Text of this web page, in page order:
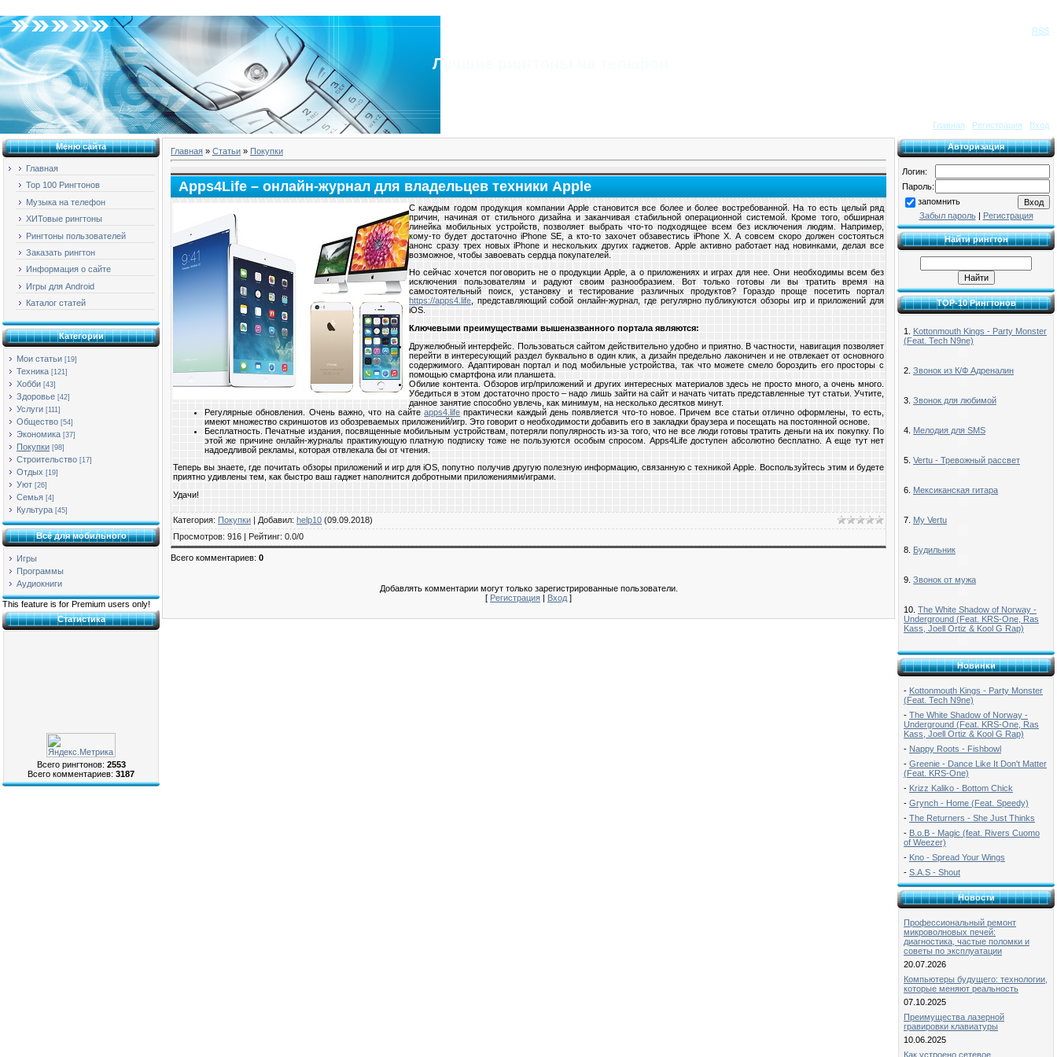
RSS
Лучшие рингтоны на телефон
Главная Регистрация Вход
Меню сайта
Главная
Top 100 Рингтонов
Музыка на телефон
ХИТовые рингтоны
Рингтоны пользователей
Заказать рингтон
Информация о сайте
Игры для Android
Каталог статей
Категории
Мои статьи [19]
Техника [121]
Хобби [43]
Здоровье [42]
Услуги [111]
Общество [54]
Экономика [37]
Покупки [98]
Строительство [17]
Отдых [19]
Уют [26]
Семья [4]
Культура [45]
Всё для мобильного
Игры
Программы
Аудиокниги
This feature is for Premium users only!
Статистика
Всего рингтонов: 2553
Всего комментариев: 3187
Главная » Статьи » Покупки
Apps4Life – онлайн-журнал для владельцев техники Apple
С каждым годом продукция компании Apple становится все более и более востребованной. На то есть целый ряд
причин, начиная от стильного дизайна и заканчивая стабильной операционной системой. Кроме того, обширная
линейка мобильных устройств, позволяет выбрать что-то подходящее всем без исключения людям. Например,
кому-то будет достаточно iPhone SE, а кто-то захочет обзавестись iPhone X. А совсем скоро должен состояться
анонс сразу трех новых iPhone и нескольких других гаджетов. Apple активно работает над новинками, делая все
возможное, чтобы завоевать сердца покупателей.
Но сейчас хочется поговорить не о продукции Apple, а о приложениях и играх для нее. Они необходимы всем без
исключения пользователям и радуют своим разнообразием. Вот только готовы ли вы тратить время на
самостоятельный поиск, установку и тестирование различных продуктов? Гораздо проще посетить портал
https://apps4.life , представляющий собой онлайн-журнал, где регулярно публикуются обзоры игр и приложений для
iOS.
Ключевыми преимуществами вышеназванного портала являются:
Дружелюбный интерфейс. Пользоваться сайтом действительно удобно и приятно. В частности, навигация позволяет
перейти в интересующий раздел буквально в один клик, а дизайн предельно лаконичен и не отвлекает от основного
содержимого. Адаптирован портал и под мобильные устройства, так что можете смело бороздить его просторы с
помощью смартфона или планшета.
Обилие контента. Обзоров игр/приложений и других интересных материалов здесь не просто много, а очень много.
Убедиться в этом достаточно просто – надо лишь зайти на сайт и начать читать представленные тут статьи. Учтите,
данное занятие способно увлечь, как минимум, на несколько десятков минут.
Регулярные обновления. Очень важно, что на сайтеapps4.life практически каждый день появляется что-то новое. Причем все статьи отлично оформлены, то есть,
имеют множество скриншотов из обозреваемых приложений/игр. Это говорит о необходимости добавить его в закладки браузера и посещать на постоянной основе.
Бесплатность. Печатные издания, посвященные мобильным устройствам, потеряли популярность из-за того, что не все люди готовы тратить деньги на их покупку. По
этой же причине онлайн-журналы практикующую платную подписку тоже не пользуются особым спросом. Apps4Life доступен абсолютно бесплатно. А еще тут нет
надоедливой рекламы, которая отвлекала бы от чтения.
Теперь вы знаете, где почитать обзоры приложений и игр для iOS, попутно получив другую полезную информацию, связанную с техникой Apple. Воспользуйтесь этим и будете
приятно удивлены тем, как быстро ваш гаджет наполнится добротными приложениями/играми.
Удачи!
Категория: Покупки | Добавил: help10 (09.09.2018)
Просмотров: 916 | Рейтинг: 0.0/0
Всего комментариев: 0
Добавлять комментарии могут только зарегистрированные пользователи.
[ Регистрация | Вход ]
Авторизация
Логин:
Пароль:
запомнить
Забыл пароль| Регистрация
Найти рингтон
TOP-10 Рингтонов
1. Kottonmouth Kings - Party Monster
(Feat. Tech N9ne)
2. Звонок из К/Ф Адреналин
3. Звонок для любимой
4. Мелодия для SMS
5. Vertu - Тревожный рассвет
6. Мексиканская гитара
7. My Vertu
8. Будильник
9. Звонок от мужа
10. The White Shadow of Norway -
Underground (Feat. KRS-One, Ras
Kass, Joell Ortiz & Kool G Rap)
Новинки
- Kottonmouth Kings - Party Monster
(Feat. Tech N9ne)
- The White Shadow of Norway -
Underground (Feat. KRS-One, Ras
Kass, Joell Ortiz & Kool G Rap)
- Nappy Roots - Fishbowl
- Greenie - Dance Like It Don't Matter
(Feat. KRS-One)
- Krizz Kaliko - Bottom Chick
- Grynch - Home (Feat. Speedy)
- The Returners - She Just Thinks
- B.o.B - Magic (feat. Rivers Cuomo
of Weezer)
- Kno - Spread Your Wings
- S.A.S - Shout
Новости
Профессиональный ремонт
микроволновых печей:
диагностика, частые поломки и
советы по эксплуатации
20.07.2026
Компьютеры будущего: технологии,
которые меняют реальность
07.10.2025
Преимущества лазерной
гравировки клавиатуры
10.06.2025
Как устроено сетевое